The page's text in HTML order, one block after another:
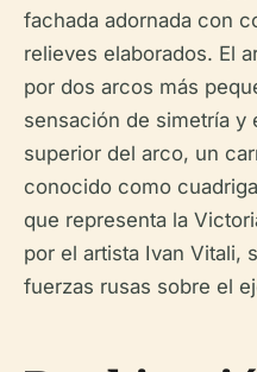
fachada adornada con
relieves elaborados. El
por dos arcos más
sensación de simetría y
superior del arco, un
conocido como
que representa la
por el artista Ivan Vitali,
fuerzas rusas sobre el